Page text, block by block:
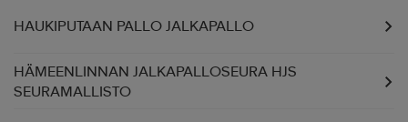
HAUKIPUTAAN PALLO JALKAPALLO
HÄMEENLINNAN JALKAPALLOSEURA HJS
SEURAMALLISTO